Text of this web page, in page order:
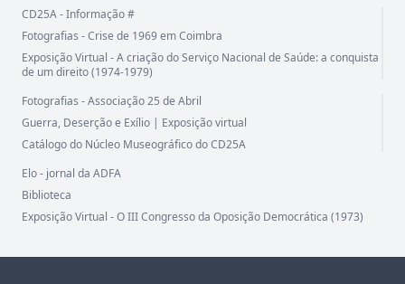
CD25A - Informação #
Fotografias - Crise de 1969 em Coimbra
Exposição Virtual - A criação do Serviço Nacional de Saúde: a conquista
de um direito (1974-1979)
Fotografias - Associação 25 de Abril
Guerra, Deserção e Exílio | Exposição virtual
Catálogo do Núcleo Museográfico do CD25A
Elo - jornal da ADFA
Biblioteca
Exposição Virtual - O III Congresso da Oposição Democrática (1973)